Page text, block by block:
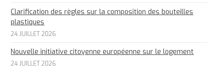
Clarification des règles sur la composition des bouteilles
plastiques
24 JUILLET 2026
Nouvelle initiative citoyenne européenne sur le logement
24 JUILLET 2026